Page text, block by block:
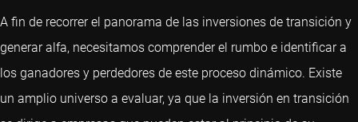
A fin de recorrer el panorama de las inversiones de transición y
generar alfa, necesitamos comprender el rumbo e identificar a
los ganadores y perdedores de este proceso dinámico. Existe
un amplio universo a evaluar, ya que la inversión en transición